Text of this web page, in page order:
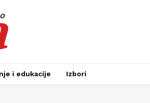
i edukacije Izbori